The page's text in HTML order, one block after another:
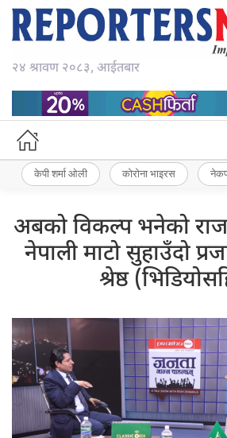
२४ श्रावण २०८३, आईतबार
केपी शर्मा ओली कोरोना भाइरस
अबको विकल्प भनेको
नेपाली माटो सुहाउँदो
श्रेष्ठ